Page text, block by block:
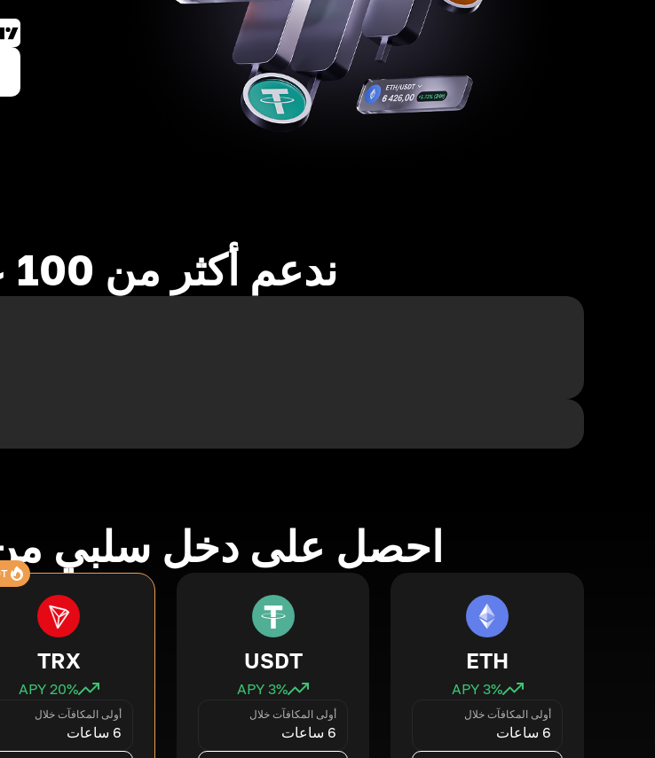
ندعم أكثر من 100 عملة مشفرة
احصل على دخل سلبي من
ETH
3% APY
أولى المكافآت خلال
6 ساعات
USDT
3% APY
أولى المكافآت خلال
6 ساعات
TRX
20% APY
أولى المكافآت خلال
6 ساعات